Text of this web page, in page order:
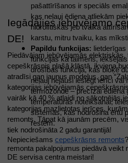
pašattīrīšanos ir speciāls
kas neļauj ēdiena atliekām
hidrolītiskās jeb tvaika
karstu, mitru tvaiku, kas
Papildu funkcijas:
funkcijas kā taimeris,
drošības funkcija, kas bloķē
neļauj nejauši ieslēgt ierīci
termozonde – precīzai ēdiena
temperatūras noteikšanai,
sistēmas, kas nodrošina ērtu
restēm.
Iegādājies iebūvējamo
DE!
Piedāvājam iebūvējamās
cepeškrāsnis plašā klāstā, ikviena
atradīsi gan jaunus modeļus, gan
kategorijas iebūvējamās
vairāk kā 40 % atlaidi no sākotnējās
kategorijas mazlietotas ierīces,
remonts. Tāpat kā jaunām precēm,
tiek nodrošināta 2 gadu garantijā!
Nepieciešams cepeškrāsns remonts
remonta pakalpojumus piedāvā veikt
DE servisa centra meistari!